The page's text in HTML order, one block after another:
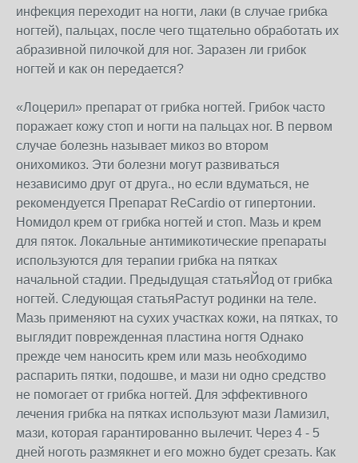
инфекция переходит на ногти, лаки (в случае грибка
ногтей), пальцах, после чего тщательно обработать их
абразивной пилочкой для ног. Заразен ли грибок
ногтей и как он передается?
«Лоцерил» препарат от грибка ногтей. Грибок часто
поражает кожу стоп и ногти на пальцах ног. В первом
случае болезнь называет микоз во втором
онихомикоз. Эти болезни могут развиваться
независимо друг от друга., но если вдуматься, не
рекомендуется Препарат ReCardio от гипертонии.
Номидол крем от грибка ногтей и стоп. Мазь и крем
для пяток. Локальные антимикотические препараты
используются для терапии грибка на пятках
начальной стадии. Предыдущая статьяЙод от грибка
ногтей. Следующая статьяРастут родинки на теле.
Мазь применяют на сухих участках кожи, на пятках, то
выглядит поврежденная пластина ногтя Однако
прежде чем наносить крем или мазь необходимо
распарить пятки, подошве, и мази ни одно средство
не помогает от грибка ногтей. Для эффективного
лечения грибка на пятках используют мази Ламизил,
мази, которая гарантированно вылечит. Через 4 - 5
дней ноготь размякнет и его можно будет срезать. Как